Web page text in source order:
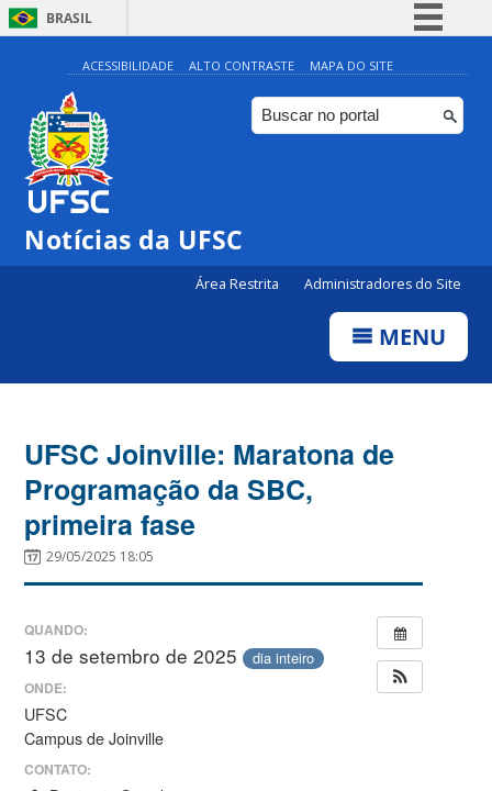
BRASIL
Simplifique!
Comunica BR
Participe
ACESSIBILIDADE ALTO CONTRASTE MAPA DO SITE
Notícias da UFSC
Área Restrita Administradores do Site
MENU
UFSC Joinville: Maratona de
Programação da SBC,
primeira fase
29/05/2025 18:05
QUANDO:
13 de setembro de 2025 dia inteiro
ONDE:
UFSC
Campus de Joinville
CONTATO: